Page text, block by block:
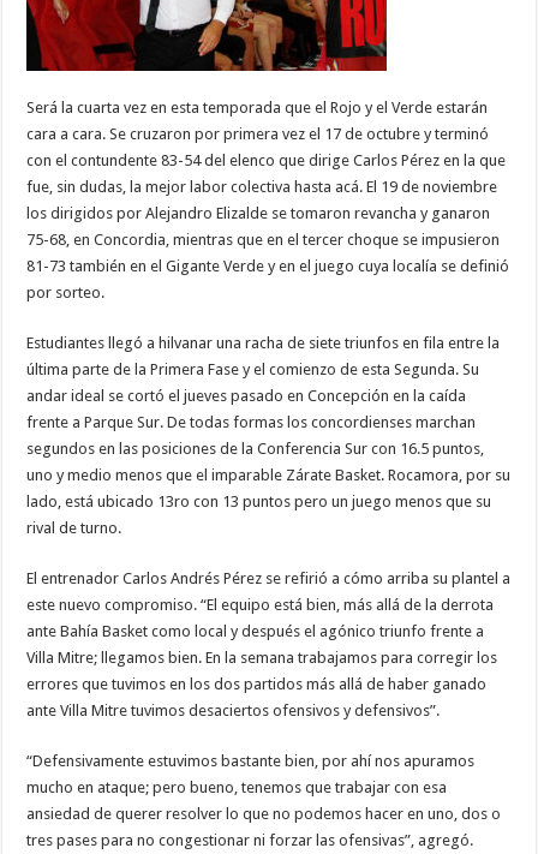
Será la cuarta vez en esta temporada que el Rojo y el Verde estarán
cara a cara. Se cruzaron por primera vez el 17 de octubre y terminó
con el contundente 83-54 del elenco que dirige Carlos Pérez en la que
fue, sin dudas, la mejor labor colectiva hasta acá. El 19 de noviembre
los dirigidos por Alejandro Elizalde se tomaron revancha y ganaron
75-68, en Concordia, mientras que en el tercer choque se impusieron
81-73 también en el Gigante Verde y en el juego cuya localía se definió
por sorteo.
Estudiantes llegó a hilvanar una racha de siete triunfos en fila entre la
última parte de la Primera Fase y el comienzo de esta Segunda. Su
andar ideal se cortó el jueves pasado en Concepción en la caída
frente a Parque Sur. De todas formas los concordienses marchan
segundos en las posiciones de la Conferencia Sur con 16.5 puntos,
uno y medio menos que el imparable Zárate Basket. Rocamora, por su
lado, está ubicado 13ro con 13 puntos pero un juego menos que su
rival de turno.
El entrenador Carlos Andrés Pérez se refirió a cómo arriba su plantel a
este nuevo compromiso. “El equipo está bien, más allá de la derrota
ante Bahía Basket como local y después el agónico triunfo frente a
Villa Mitre; llegamos bien. En la semana trabajamos para corregir los
errores que tuvimos en los dos partidos más allá de haber ganado
ante Villa Mitre tuvimos desaciertos ofensivos y defensivos”.
“Defensivamente estuvimos bastante bien, por ahí nos apuramos
mucho en ataque; pero bueno, tenemos que trabajar con esa
ansiedad de querer resolver lo que no podemos hacer en uno, dos o
tres pases para no congestionar ni forzar las ofensivas”, agregó.